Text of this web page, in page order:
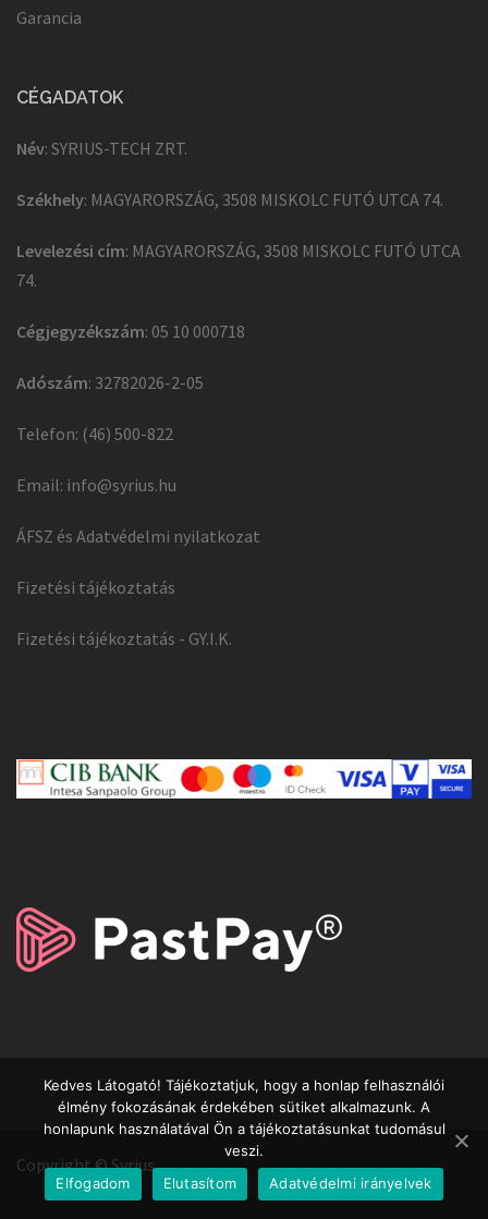
Garancia
CÉGADATOK
Név: SYRIUS-TECH ZRT.
Székhely: MAGYARORSZÁG, 3508 MISKOLC FUTÓ UTCA 74.
Levelezési cím: MAGYARORSZÁG, 3508 MISKOLC FUTÓ UTCA
74.
Cégjegyzékszám: 05 10 000718
Adószám: 32782026-2-05
Telefon: (46) 500-822
Email: info@syrius.hu
ÁFSZ és Adatvédelmi nyilatkozat
Fizetési tájékoztatás
Fizetési tájékoztatás - GY.I.K.
Copyright © Syrius
Kedves Látogató! Tájékoztatjuk, hogy a honlap felhasználói
élmény fokozásának érdekében sütiket alkalmazunk. A
honlapunk használatával Ön a tájékoztatásunkat tudomásul
veszi.
Elfogadom
Elutasítom Adatvédelmi irányelvek